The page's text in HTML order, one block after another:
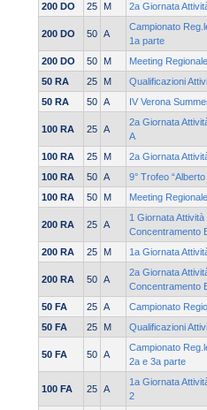
200 DO
25 M 2a Giornata
200 DO 50 A
Campionato
1a parte
200 DO
50 M
Meeting
50 RA
25 M
Qualificazioni
50 RA
50 A IV Verona
100 RA 25 A
2a Giornata
A
100 RA
25 M
2a Giornata
100 RA
50 A
9° Trofeo
100 RA
50 M Meeting
200 RA 25 A
1 Giornata
Concentramento
200 RA
25 M 1a Giornata
200 RA 50 A
2a Giornata
Concentramento
50 FA
25 A
Campionato
50 FA
25 M Qualificazioni
50 FA 50 A
Campionato
2a e 3a parte
100 FA 25 A
1a Giornata
2